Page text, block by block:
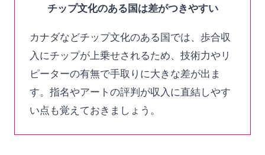
チップ文化のある国は差がつきやすい
カナダなどチップ文化のある国では、歩合収
入にチップが上乗せされるため、技術力やリ
ピーターの有無で手取りに大きな差が出ま
す。指名やアートの評判が収入に直結しやす
い点も覚えておきましょう。